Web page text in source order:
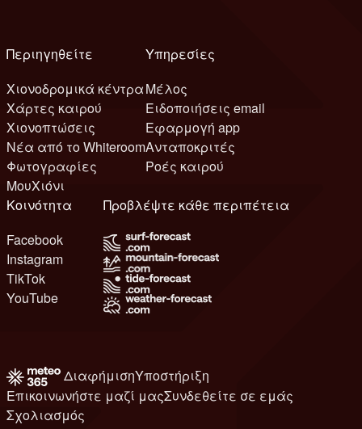
Περιηγηθείτε
Χιονοδρομικά κέντρα
Χάρτες καιρού
Χιονοπτώσεις
Νέα από το Whiteroom
Φωτογραφίες
ΜουΧιόνι
Υπηρεσίες
Μέλος
Ειδοποιήσεις email
Εφαρμογή app
Ανταποκριτές
Ροές καιρού
Κοινότητα
Facebook
Instagram
TikTok
YouTube
Προβλέψτε κάθε περιπέτεια
ΔιαφήμισηΥποστήριξη
Επικοινωνήστε μαζί μαςΣυνδεθείτε σε εμάς
Σχολιασμός